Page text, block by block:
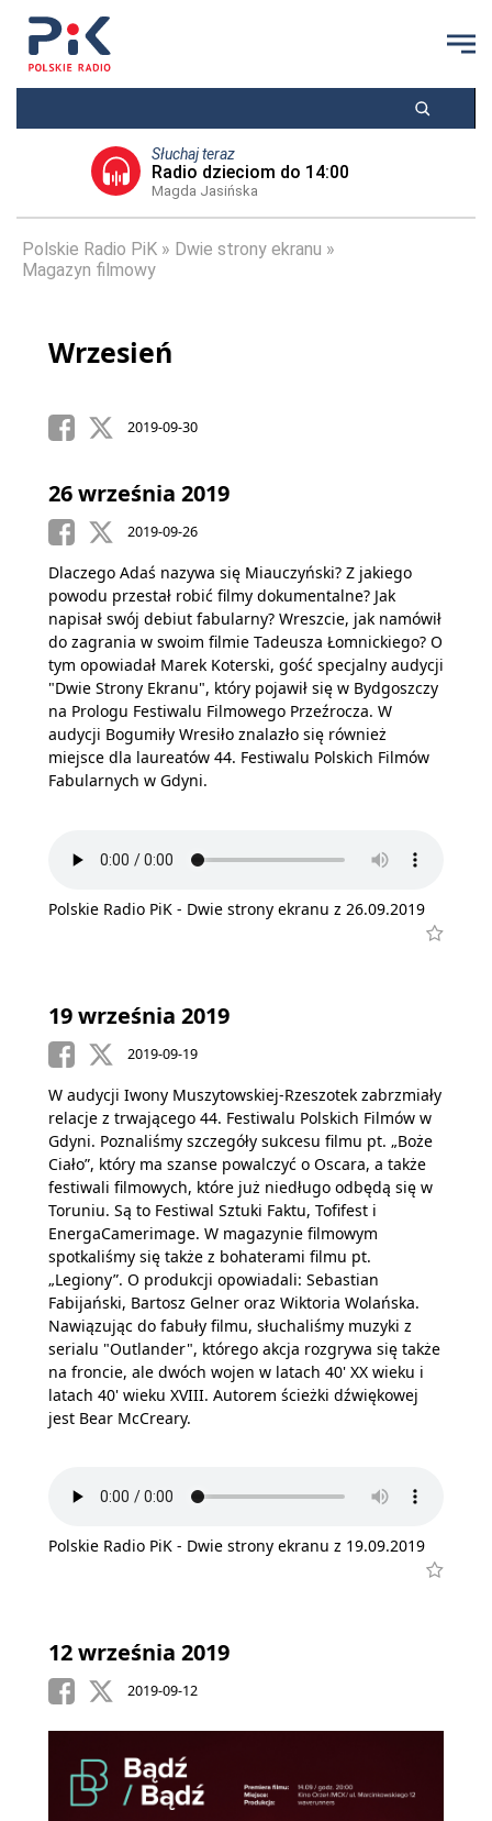
Słuchaj teraz
Radio dzieciom do 14:00
Magda Jasińska
Polskie Radio PiK
Dwie strony ekranu
Magazyn filmowy
Wrzesień
2019-09-30
26 września 2019
2019-09-26
Dlaczego Adaś nazywa się Miauczyński? Z jakiego
powodu przestał robić filmy dokumentalne? Jak
napisał swój debiut fabularny? Wreszcie, jak namówił
do zagrania w swoim filmie Tadeusza Łomnickiego? O
tym opowiadał Marek Koterski, gość specjalny audycji
"Dwie Strony Ekranu", który pojawił się w Bydgoszczy
na Prologu Festiwalu Filmowego Przeźrocza. W
audycji Bogumiły Wresiło znalazło się również
miejsce dla laureatów 44. Festiwalu Polskich Filmów
Fabularnych w Gdyni.
Polskie Radio PiK - Dwie strony ekranu z 26.09.2019
19 września 2019
2019-09-19
W audycji Iwony Muszytowskiej-Rzeszotek zabrzmiały
relacje z trwającego 44. Festiwalu Polskich Filmów w
Gdyni. Poznaliśmy szczegóły sukcesu filmu pt. „Boże
Ciało”, który ma szanse powalczyć o Oscara, a także
festiwali filmowych, które już niedługo odbędą się w
Toruniu. Są to Festiwal Sztuki Faktu, Tofifest i
EnergaCamerimage. W magazynie filmowym
spotkaliśmy się także z bohaterami filmu pt.
„Legiony”. O produkcji opowiadali: Sebastian
Fabijański, Bartosz Gelner oraz Wiktoria Wolańska.
Nawiązując do fabuły filmu, słuchaliśmy muzyki z
serialu "Outlander", którego akcja rozgrywa się także
na froncie, ale dwóch wojen w latach 40' XX wieku i
latach 40' wieku XVIII. Autorem ścieżki dźwiękowej
jest Bear McCreary.
Polskie Radio PiK - Dwie strony ekranu z 19.09.2019
12 września 2019
2019-09-12